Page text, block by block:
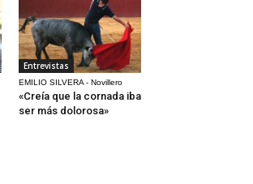
Entrevistas
EMILIO SILVERA - Novillero
«Creía que la cornada iba
ser más dolorosa»